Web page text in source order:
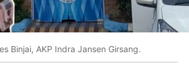
Binjai, AKP Indra Jansen Girsang.